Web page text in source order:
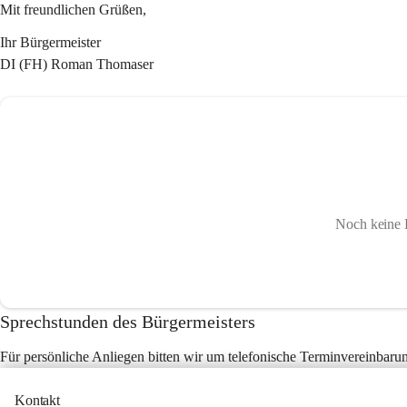
Mit freundlichen Grüßen,
Ihr Bürgermeister
DI (FH) Roman Thomaser
Noch keine
Sprechstunden des Bürgermeisters
Für persönliche Anliegen bitten wir um telefonische
Kontakt